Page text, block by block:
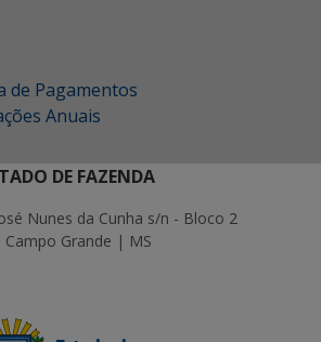
de Pagamentos
Anuais
DE FAZENDA
Nunes da Cunha s/n - Bloco 2
Campo Grande | MS